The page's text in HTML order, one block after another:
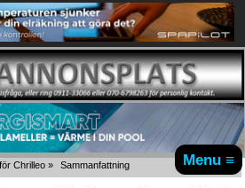
Menu ≡
Chrilleo » Sammanfattning